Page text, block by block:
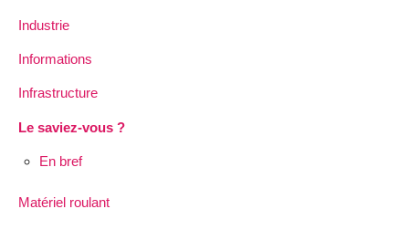
Industrie
Informations
Infrastructure
Le saviez-vous ?
En bref
Matériel roulant